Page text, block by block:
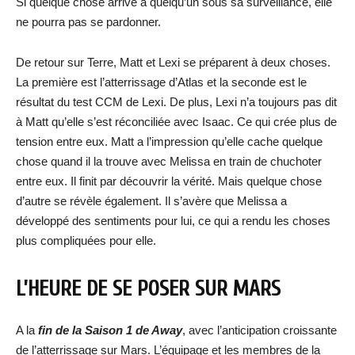
ne pourra pas se pardonner.
De retour sur Terre, Matt et Lexi se préparent à deux choses.
La première est l’atterrissage d’Atlas et la seconde est le
résultat du test CCM de Lexi. De plus, Lexi n’a toujours pas dit
à Matt qu’elle s’est réconciliée avec Isaac. Ce qui crée plus de
tension entre eux. Matt a l’impression qu’elle cache quelque
chose quand il la trouve avec Melissa en train de chuchoter
entre eux. Il finit par découvrir la vérité. Mais quelque chose
d’autre se révèle également. Il s’avère que Melissa a
développé des sentiments pour lui, ce qui a rendu les choses
plus compliquées pour elle.
L’HEURE DE SE POSER SUR MARS
A la fin de la Saison 1 de Away, avec l’anticipation croissante
de l’atterrissage sur Mars. L’équipage et les membres de la